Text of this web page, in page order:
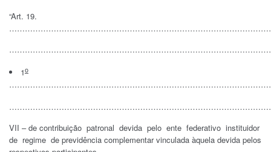
“Art. 19.
1o
VII – de contribuição patronal devida pelo ente federativo instituidor
de regime de previdência complementar vinculada àquela devida pelos